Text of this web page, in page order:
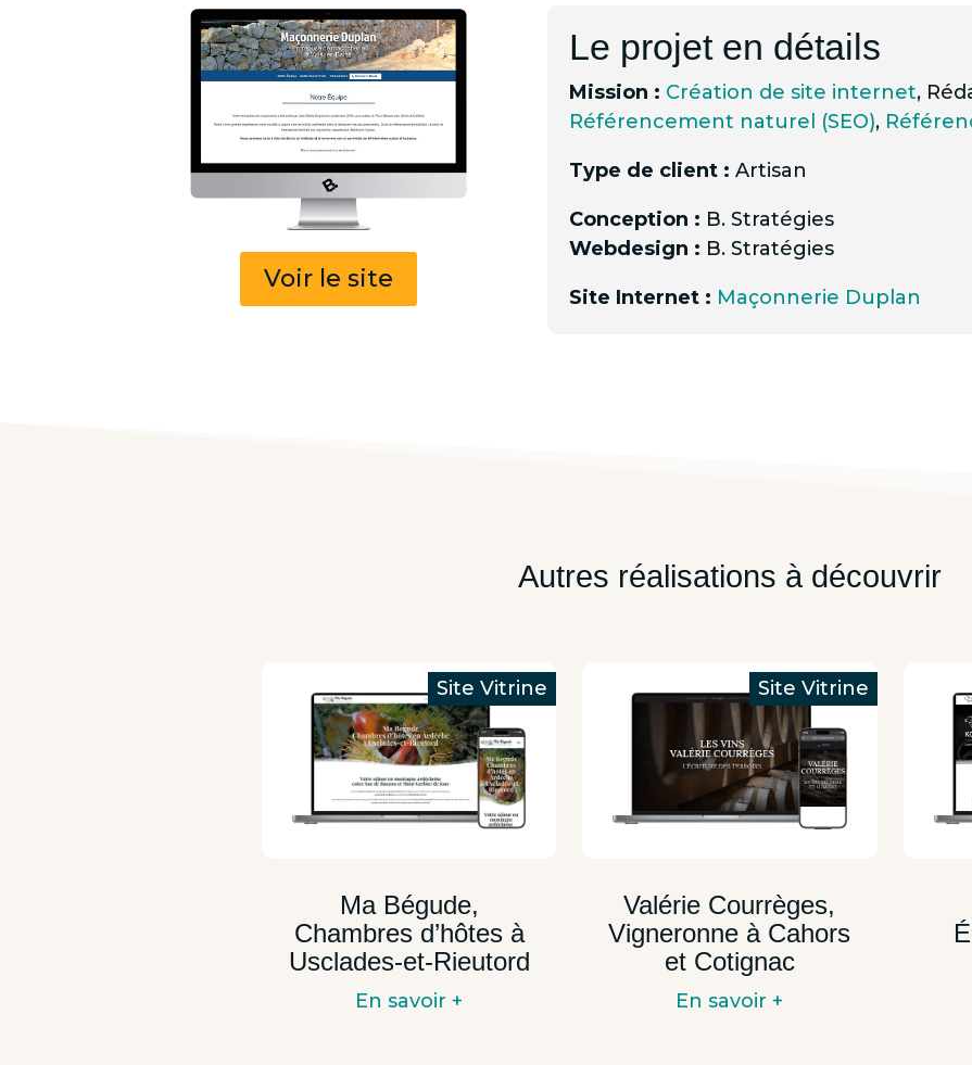
Voir le site
Le projet en détails
Mission : Création de site internet,
Référencement naturel (SEO),
Type de client : Artisan
Conception : B. Stratégies
Webdesign : B. Stratégies
Site Internet : Maçonnerie Duplan
Autres réalisations à découvrir
Ma Bégude,
Chambres d’hôtes à
Usclades-et-Rieutord
En savoir +
Valérie Courrèges,
Vigneronne à Cahors
et Cotignac
En savoir +